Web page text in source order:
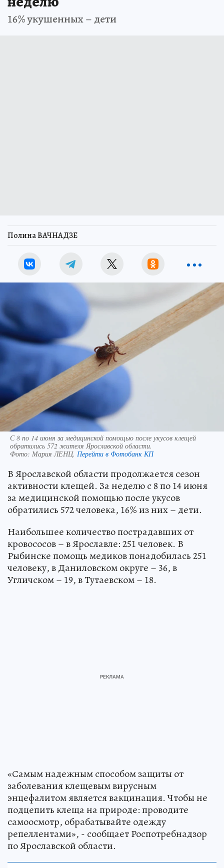
16% укушенных – дети
Полина ВАЧНАДЗЕ
С 8 по 14 июня за медицинской помощью после укусов клещей
обратились 572 жителя Ярославской области.
Фото: Мария ЛЕНЦ. Перейти в Фотобанк КП
В Ярославской области продолжается сезон
активности клещей. За неделю с 8 по 14 июня
за медицинской помощью после укусов
обратились 572 человека, 16% из них – дети.
Наибольшее количество пострадавших от
кровососов – в Ярославле: 251 человек. В
Рыбинске помощь медиков понадобилась 251
человеку, в Даниловском округе – 36, в
Угличском – 19, в Тутаевском – 18.
«Самым надежным способом защиты от
заболевания клещевым вирусным
энцефалитом является вакцинация. Чтобы не
подцепить клеща на природе: проводите
самоосмотр, обрабатывайте одежду
репеллентами», - сообщает Роспотребнадзор
по Ярославской области.